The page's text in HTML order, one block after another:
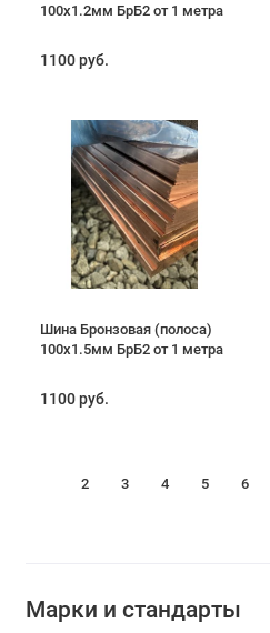
100х1.2мм БрБ2 от 1 метра
1100 руб.
Шина Бронзовая (полоса)
100х1.5мм БрБ2 от 1 метра
1100 руб.
2 3 4 5 6
Марки и стандарты